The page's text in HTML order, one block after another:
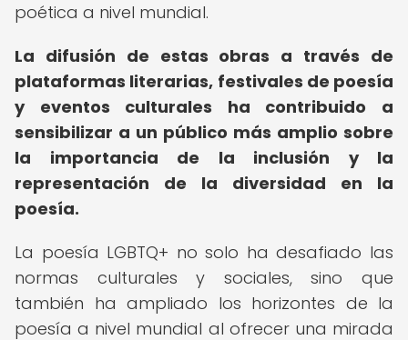
poética a nivel mundial.
La difusión de estas obras a través de
plataformas literarias, festivales de poesía
y eventos culturales ha contribuido a
sensibilizar a un público más amplio sobre
la importancia de la inclusión y la
representación de la diversidad en la
poesía.
La poesía LGBTQ+ no solo ha desafiado las
normas culturales y sociales, sino que
también ha ampliado los horizontes de la
poesía a nivel mundial al ofrecer una mirada